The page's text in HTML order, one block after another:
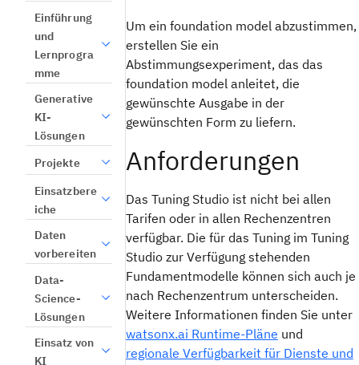
Einführung
und
Lernprogra
mme
Generative
KI-
Lösungen
Projekte
Einsatzbere
iche
Daten
vorbereiten
Data-
Science-
Lösungen
Einsatz von
KI
Um ein foundation model abzustimmen,
erstellen Sie ein
Abstimmungsexperiment, das das
foundation model anleitet, die
gewünschte Ausgabe in der
gewünschten Form zu liefern.
Anforderungen
Das Tuning Studio ist nicht bei allen
Tarifen oder in allen Rechenzentren
verfügbar. Die für das Tuning im Tuning
Studio zur Verfügung stehenden
Fundamentmodelle können sich auch je
nach Rechenzentrum unterscheiden.
Weitere Informationen finden Sie unter
watsonx.ai Runtime-Pläne und
regionale Verfügbarkeit für Dienste und